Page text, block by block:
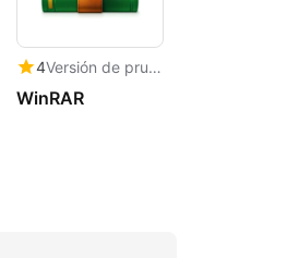
4 Versión de prueba
WinRAR